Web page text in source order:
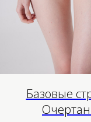
Базовые